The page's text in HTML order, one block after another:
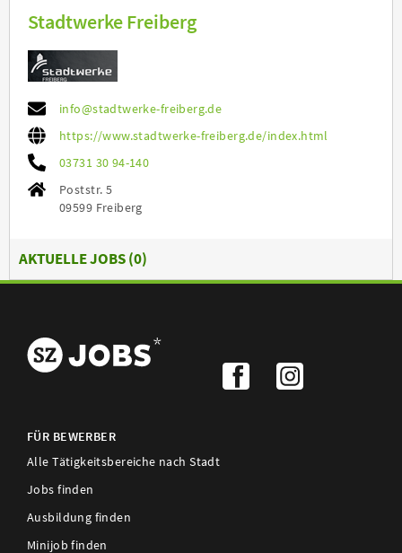
Stadtwerke Freiberg
info@stadtwerke-freiberg.de
https://www.stadtwerke-freiberg.de/index.html
03731 30 94-140
Poststr. 5
09599 Freiberg
AKTUELLE JOBS (0)
FÜR BEWERBER
Alle Tätigkeitsbereiche nach Stadt
Jobs finden
Ausbildung finden
Minijob finden